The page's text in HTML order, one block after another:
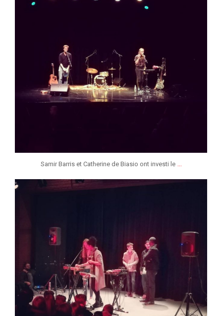
Samir Barris et Catherine de Biasio ont investi le ...
jeunessesmusicaleslg